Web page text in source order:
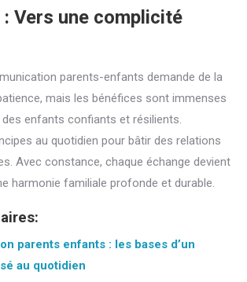
: Vers une complicité
parents-enfants demande de la
mais les bénéfices sont immenses
des enfants confiants et résilients.
au quotidien pour bâtir des relations
Avec constance, chaque échange devient
harmonie familiale profonde et durable.
parents enfants : les bases d’un
au quotidien